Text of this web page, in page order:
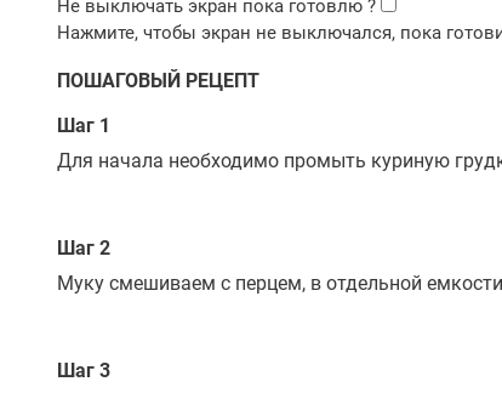
ПОШАГОВЫЙ РЕЦЕПТ
Шаг 1
Для начала необходимо промыть куриную
Шаг 2
Муку смешиваем с перцем, в отдельной
Шаг 3